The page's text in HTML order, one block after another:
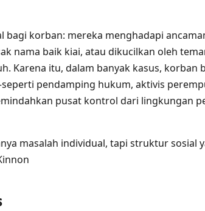
bagi korban: mereka menghadapi
nama baik kiai, atau dikucilkan oleh
Karena itu, dalam banyak kasus, korban
pendamping hukum, aktivis
pusat kontrol dari lingkungan
masalah individual, tapi struktur sosial